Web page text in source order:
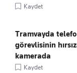
Kaydet
Tramvayda
görevlisinin
kamerada
Kaydet